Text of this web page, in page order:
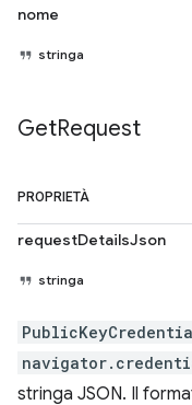
nome
stringa
GetRequest
PROPRIETÀ
requestDetailsJson
stringa
stringa JSON. Il